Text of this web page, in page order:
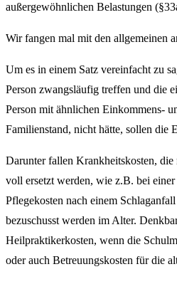
außergewöhnlichen Belastungen
Wir fangen mal mit den allgemeinen
Um es in einem Satz vereinfacht zu
Person zwangsläufig treffen und die
Person mit ähnlichen Einkommens-
Familienstand, nicht hätte, sollen die
Darunter fallen Krankheitskosten,
voll ersetzt werden, wie z.B. bei
Pflegekosten nach einem
bezuschusst werden im Alter.
Heilpraktikerkosten, wenn die
oder auch Betreuungskosten für die